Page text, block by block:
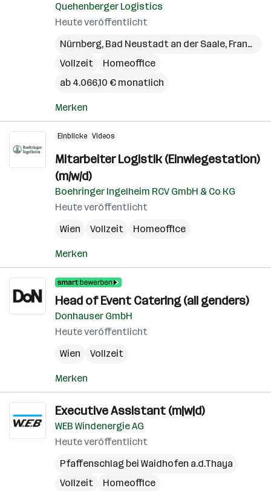
Quehenberger Logistics
Heute veröffentlicht
Nürnberg, Bad Neustadt an der Saale, Frankfurt
Vollzeit
Homeoffice
ab 4.066,10 € monatlich
Merken
Einblicke Videos
Mitarbeiter Logistik (Einwiegestation)
(m/w/d)
Boehringer Ingelheim RCV GmbH & Co KG
Heute veröffentlicht
Wien
Vollzeit Homeoffice
Merken
Head of Event Catering (all genders)
Donhauser GmbH
Heute veröffentlicht
Wien
Vollzeit
Merken
Executive Assistant (m|w|d)
WEB Windenergie AG
Heute veröffentlicht
Pfaffenschlag bei Waidhofen a.d.Thaya
Vollzeit
Homeoffice